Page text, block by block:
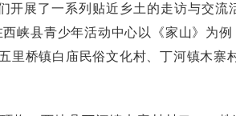
展了一系列贴近乡土的走访与交流
峡县青少年活动中心以《家山》为例
里桥镇白庙民俗文化村、丁河镇木寨